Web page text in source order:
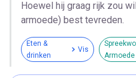
Hoewel hij graag rijk zou
armoede) best tevreden.
Eten &
drinken
Vis
Armoede